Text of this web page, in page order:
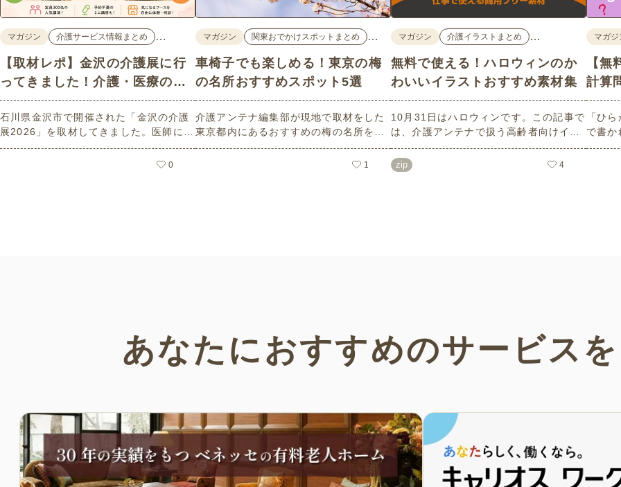
マガジン 介護サービス情報まとめ …
【取材レポ】金沢の介護展に行
ってきました！介護・医療の学
びと体験が詰まった1日。
石川県金沢市で開催された「金沢の介護
展2026」を取材してきました。医師によ
る人気講演から、気軽に参加できるミニ
講座、体験型の企業ブースまで、介護・
0
マガジン 関東おでかけスポットまとめ …
車椅子でも楽しめる！東京の梅
の名所おすすめスポット5選
介護アンテナ編集部が現地で取材をした
東京都内にあるおすすめの梅の名所を５
選紹介します。見どころはもちろんのこ
とバリアフリーの設備面についても紹介
1
マガジン 介護イラストまとめ …
無料で使える！ハロウィンのか
わいいイラストおすすめ素材集
10月31日はハロウィンです。この記事で
は、介護アンテナで扱う高齢者向けイラ
スト素材から、ハロウィンにちなんだお
ばけやかぼちゃなどの素材をご紹介しま
す。いずれも万人受けするデザインで背
zip 4
マガジ
【
計算
「ひ
で書か
力やワ
あなたにおすすめのサービス